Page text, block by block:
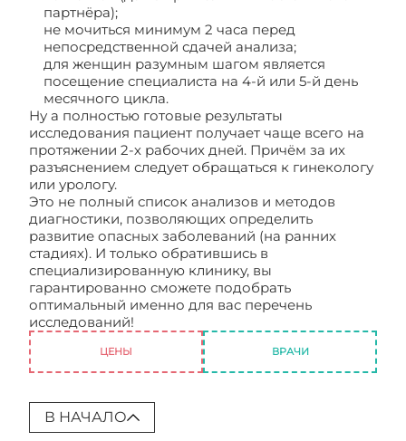
партнёра);
не мочиться минимум 2 часа перед
непосредственной сдачей анализа;
для женщин разумным шагом является
посещение специалиста на 4-й или 5-й день
месячного цикла.
Ну а полностью готовые результаты
исследования пациент получает чаще всего на
протяжении 2-х рабочих дней. Причём за их
разъяснением следует обращаться к гинекологу
или урологу.
Это не полный список анализов и методов
диагностики, позволяющих определить
развитие опасных заболеваний (на ранних
стадиях). И только обратившись в
специализированную клинику, вы
гарантированно сможете подобрать
оптимальный именно для вас перечень
исследований!
ЦЕНЫ ВРАЧИ
В НАЧАЛО